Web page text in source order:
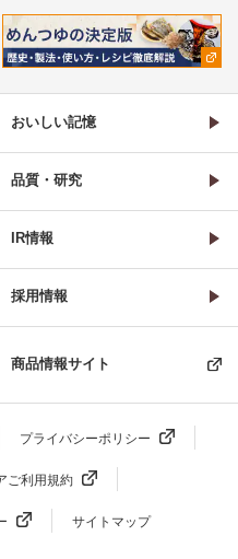
おいしい記憶
品質・研究
IR情報
採用情報
商品情報サイト
プライバシーポリシー
ご利用規約
サイトマップ